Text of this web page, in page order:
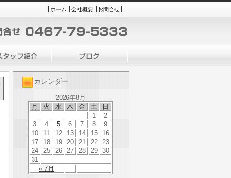
ホーム 会社概要 お問合せ
カレンダー
2026年8月
月
火 水 木 金 土 日
« 7月
1
2
3
4 5 6 7 8
9
10
11 12 13 14 15
16
17
18 19 20 21 22
23
24
25 26 27 28 29
30
31